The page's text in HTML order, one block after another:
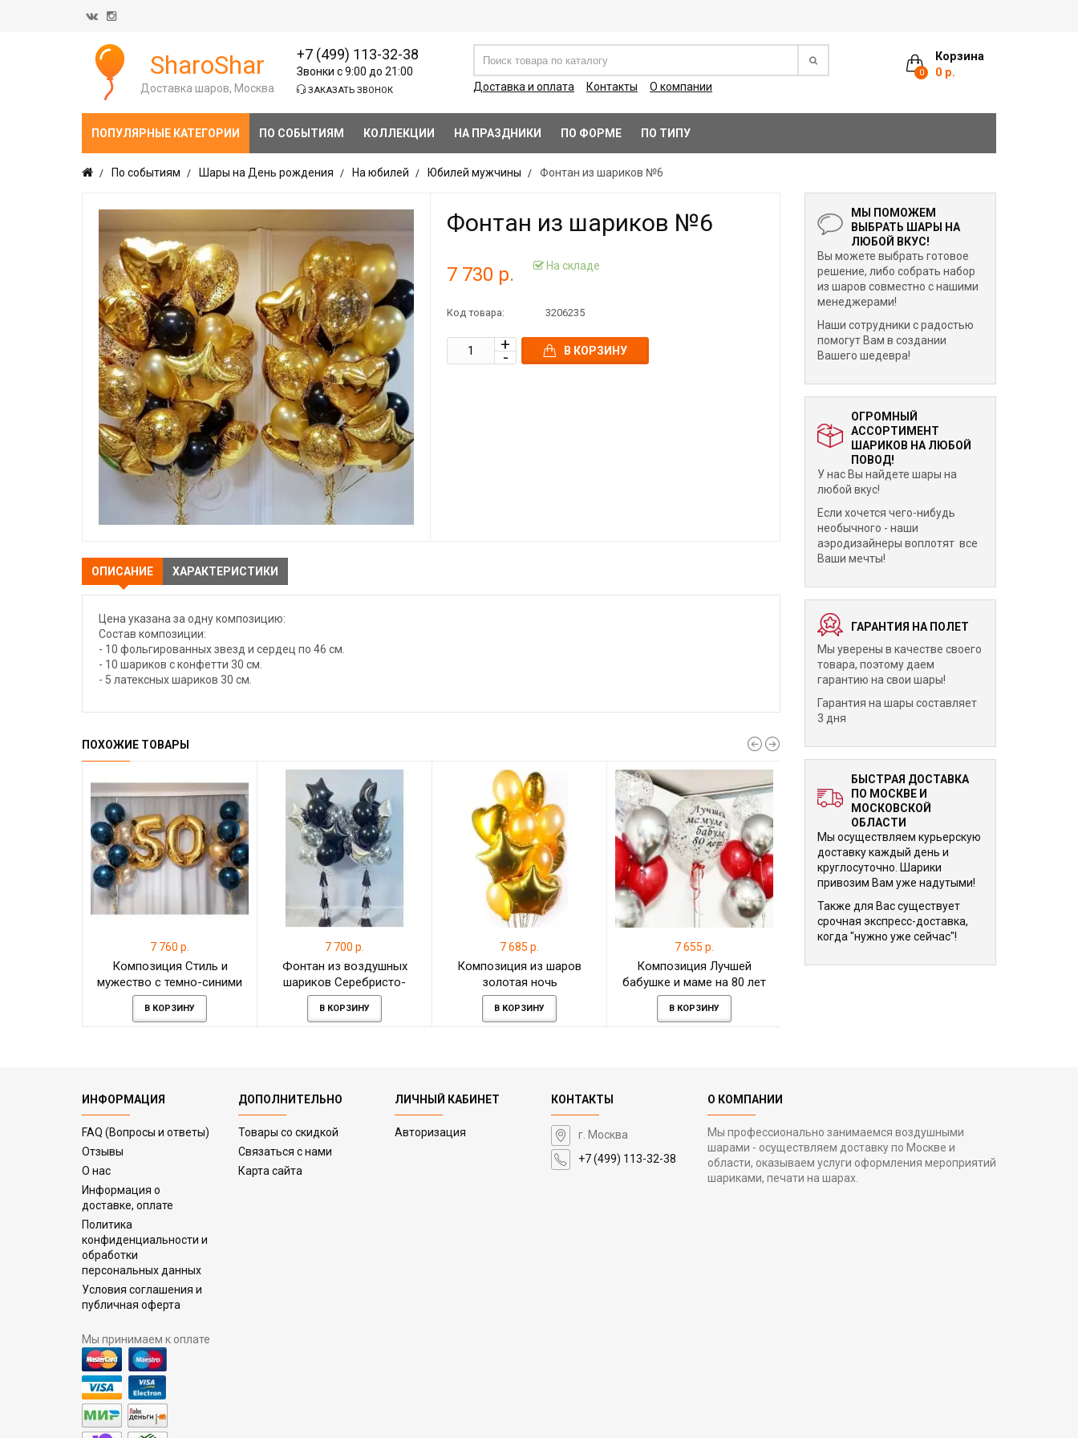
Корзина
0 0 р.
SharoShar
Доставка шаров, Москва
+7 (499) 113-32-38
Звонки с 9:00 до 21:00
ЗАКАЗАТЬ ЗВОНОК Доставка и оплата Контакты О компании
ПОПУЛЯРНЫЕ КАТЕГОРИИ ПО СОБЫТИЯМ КОЛЛЕКЦИИ НА ПРАЗДНИКИ ПО ФОРМЕ ПО ТИПУ
По событиям Шары на День рождения На юбилей Юбилей мужчины Фонтан из шариков №6
Фонтан из шариков №6
7 730 р. На складе
Код товара: 3206235
В КОРЗИНУ
ОПИСАНИЕ ХАРАКТЕРИСТИКИ
Цена указана за одну композицию:
Состав композиции:
- 10 фольгированных звезд и сердец по 46 см.
- 10 шариков с конфетти 30 см.
- 5 латексных шариков 30 см.
ПОХОЖИЕ ТОВАРЫ
7 760 р.
Композиция Стиль и
мужество с темно-синими
шарами металлик на 50 лет
В КОРЗИНУ
7 700 р.
Фонтан из воздушных
шариков Серебристо-
чёрное звёздное изобилие
В КОРЗИНУ
7 685 р.
Композиция из шаров
золотая ночь
В КОРЗИНУ
7 655 р.
Композиция Лучшей
бабушке и маме на 80 лет
В КОРЗИНУ
7 650 р.
Композиция мужчине с
2 фонтана из 29-
МЫ ПОМОЖЕМ
ВЫБРАТЬ ШАРЫ НА
ЛЮБОЙ ВКУС!
Вы можете выбрать готовое
решение, либо собрать набор
из шаров совместно с нашими
менеджерами!
Наши сотрудники с радостью
помогут Вам в создании
Вашего шедевра!
ОГРОМНЫЙ
АССОРТИМЕНТ
ШАРИКОВ НА ЛЮБОЙ
ПОВОД!
У нас Вы найдете шары на
любой вкус!
Если хочется чего-нибудь
необычного - наши
аэродизайнеры воплотят все
Ваши мечты!
ГАРАНТИЯ НА ПОЛЕТ
Мы уверены в качестве своего
товара, поэтому даем
гарантию на свои шары!
Гарантия на шары составляет
3 дня
БЫСТРАЯ ДОСТАВКА
ПО МОСКВЕ И
МОСКОВСКОЙ
ОБЛАСТИ
Мы осуществляем курьерскую
доставку каждый день и
круглосуточно. Шарики
привозим Вам уже надутыми!
Также для Вас существует
срочная экспресс-доставка,
когда "нужно уже сейчас"!
ИНФОРМАЦИЯ
FAQ (Вопросы и ответы)
Отзывы
О нас
Информация о
доставке, оплате
Политика
конфиденциальности и
обработки
персональных данных
Условия соглашения и
публичная оферта
Мы принимаем к оплате
ДОПОЛНИТЕЛЬНО
Товары со скидкой
Связаться с нами
Карта сайта
ЛИЧНЫЙ КАБИНЕТ
Авторизация
КОНТАКТЫ
г. Москва
+7 (499) 113-32-38
О КОМПАНИИ
Мы профессионально занимаемся воздушными
шарами - осуществляем доставку по Москве и
области, оказываем услуги оформления мероприятий
шариками, печати на шарах.